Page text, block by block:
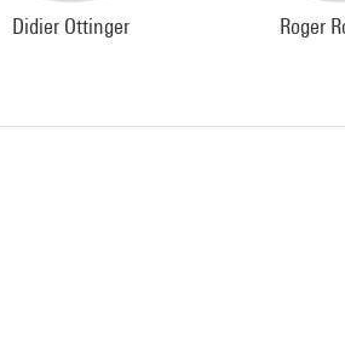
Didier Ottinger Roger